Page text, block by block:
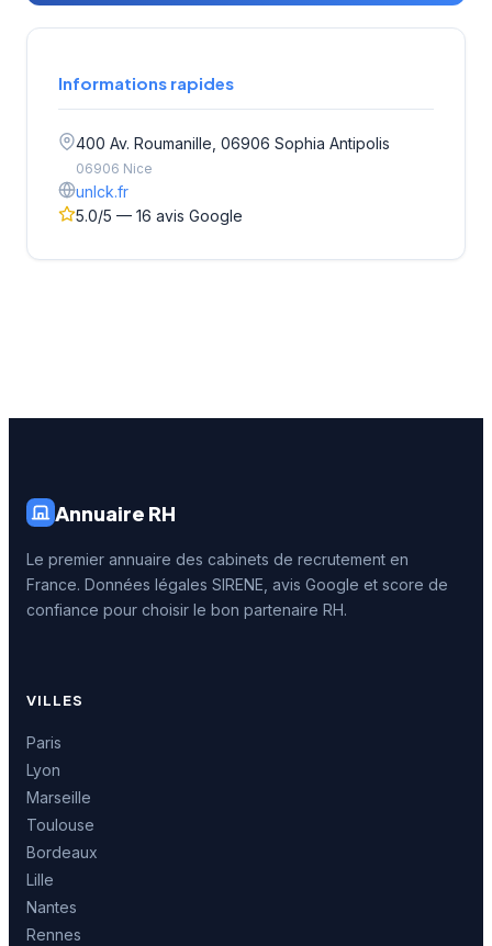
Informations rapides
400 Av. Roumanille, 06906 Sophia Antipolis
06906 Nice
unlck.fr
5.0/5 — 16 avis Google
Annuaire RH
Le premier annuaire des cabinets de recrutement en
France. Données légales SIRENE, avis Google et score de
confiance pour choisir le bon partenaire RH.
VILLES
Paris
Lyon
Marseille
Toulouse
Bordeaux
Lille
Nantes
Rennes